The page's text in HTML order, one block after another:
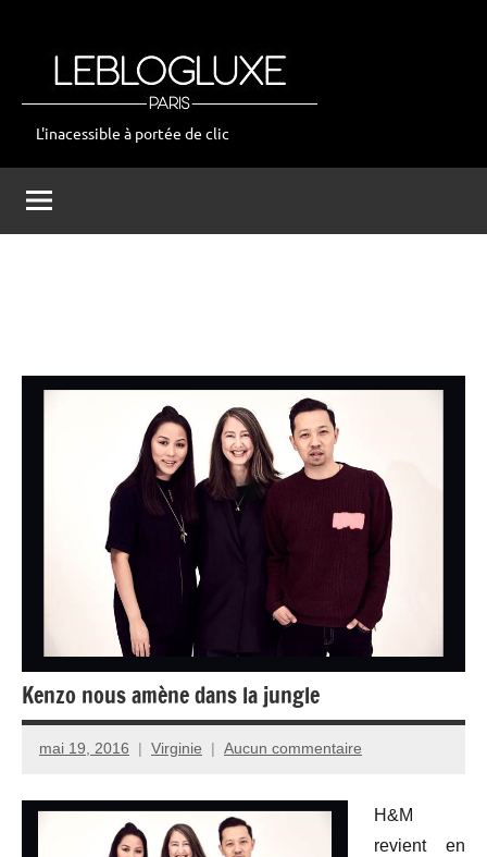
leblogluxe
L'inacessible à portée de clic
Kenzo nous amène dans la jungle
mai 19, 2016 Virginie Aucun commentaire
H&M
revient en